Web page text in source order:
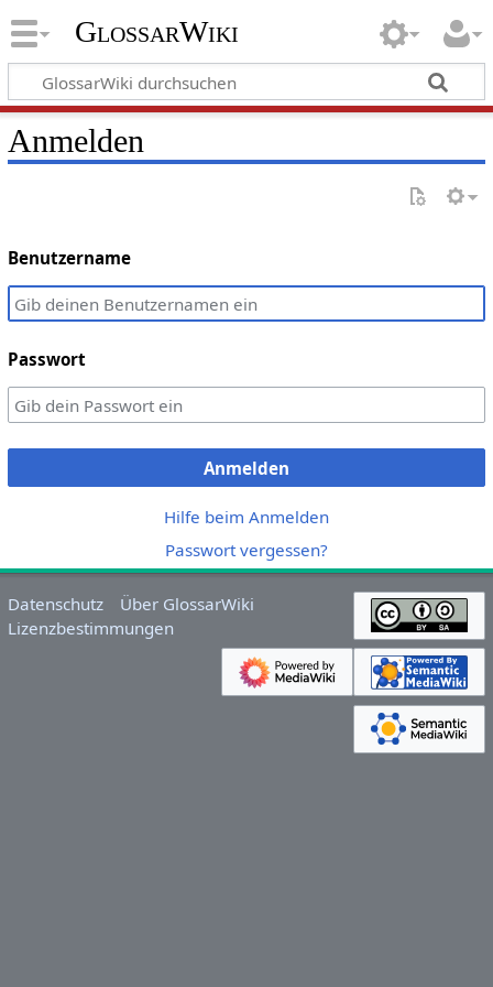
GlossarWiki
Anmelden
Benutzername
Passwort
Anmelden
Hilfe beim Anmelden
Passwort vergessen?
Datenschutz
Über GlossarWiki
Lizenzbestimmungen